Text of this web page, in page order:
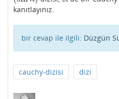
kanıtlayınız.
bir cevap ile ilgili: Düzgün
cauchy-dizisi dizi